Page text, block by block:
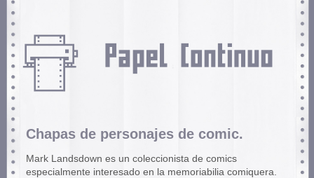
Chapas de personajes de comic.
Mark Landsdown es un coleccionista de comics
especialmente interesado en la memoriabilia comiquera.